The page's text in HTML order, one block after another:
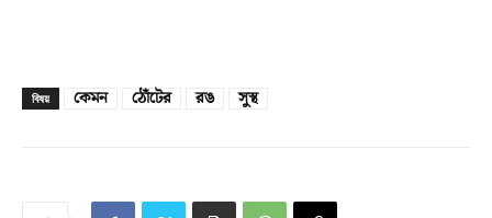
বিষয় কেমন ঠোঁটের রঙ সুস্থ